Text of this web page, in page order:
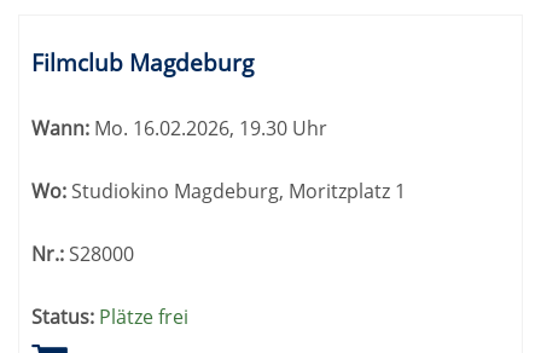
Tabellenüberschriften
können
werden.
Filmclub Magdeburg
Wann: Mo. 16.02.2026, 19.30 Uhr
Wo:Studiokino Magdeburg, Moritzplatz 1
Nr.:S28000
Status: Plätze frei